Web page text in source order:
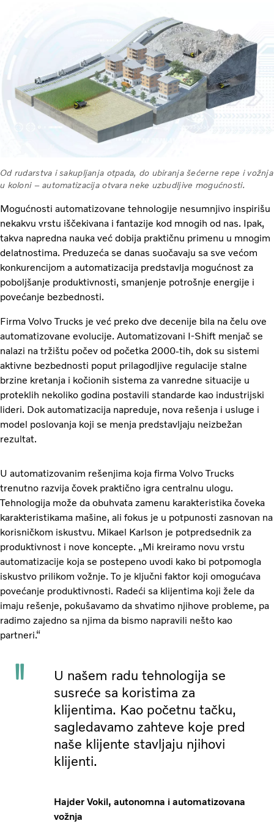
Od rudarstva i sakupljanja otpada, do ubiranja šećerne repe i vožnja
u koloni – automatizacija otvara neke uzbudljive mogućnosti.
Mogućnosti automatizovane tehnologije nesumnjivo inspirišu
nekakvu vrstu iščekivana i fantazije kod mnogih od nas. Ipak,
takva napredna nauka već dobija praktičnu primenu u mnogim
delatnostima. Preduzeća se danas suočavaju sa sve većom
konkurencijom a automatizacija predstavlja mogućnost za
poboljšanje produktivnosti, smanjenje potrošnje energije i
povećanje bezbednosti.
Firma Volvo Trucks je već preko dve decenije bila na čelu ove
automatizovane evolucije. Automatizovani I-Shift menjač se
nalazi na tržištu počev od početka 2000-tih, dok su sistemi
aktivne bezbednosti poput prilagodljive regulacije stalne
brzine kretanja i kočionih sistema za vanredne situacije u
proteklih nekoliko godina postavili standarde kao industrijski
lideri. Dok automatizacija napreduje, nova rešenja i usluge i
model poslovanja koji se menja predstavljaju neizbežan
rezultat.
U automatizovanim rešenjima koja firma Volvo Trucks
trenutno razvija čovek praktično igra centralnu ulogu.
Tehnologija može da obuhvata zamenu karakteristika čoveka
karakteristikama mašine, ali fokus je u potpunosti zasnovan na
korisničkom iskustvu. Mikael Karlson je potpredsednik za
produktivnost i nove koncepte. „Mi kreiramo novu vrstu
automatizacije koja se postepeno uvodi kako bi potpomogla
iskustvo prilikom vožnje. To je ključni faktor koji omogućava
povećanje produktivnosti. Radeći sa klijentima koji žele da
imaju rešenje, pokušavamo da shvatimo njihove probleme, pa
radimo zajedno sa njima da bismo napravili nešto kao
partneri.“
U našem radu tehnologija se
susreće sa koristima za
klijentima. Kao početnu tačku,
sagledavamo zahteve koje pred
naše klijente stavljaju njihovi
klijenti.
Hajder Vokil, autonomna i automatizovana
vožnja